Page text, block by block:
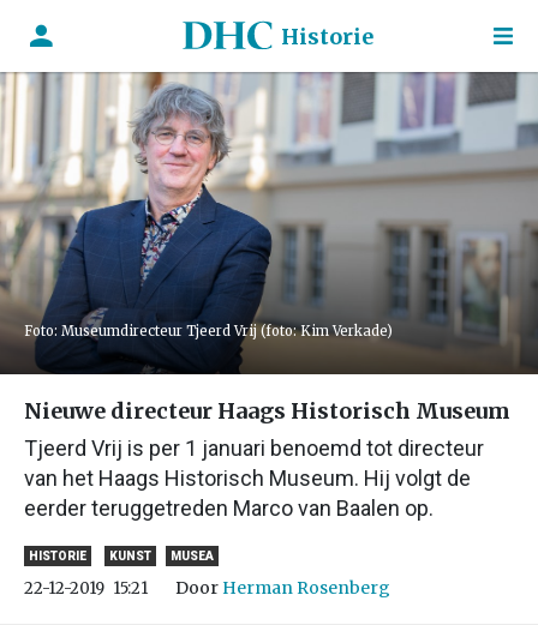
Historie
Foto: Museumdirecteur Tjeerd Vrij (foto: Kim Verkade)
Nieuwe directeur Haags Historisch Museum
Tjeerd Vrij is per 1 januari benoemd tot directeur
van het Haags Historisch Museum. Hij volgt de
eerder teruggetreden Marco van Baalen op.
HISTORIE KUNST MUSEA
22-12-2019 15:21 Door Herman Rosenberg